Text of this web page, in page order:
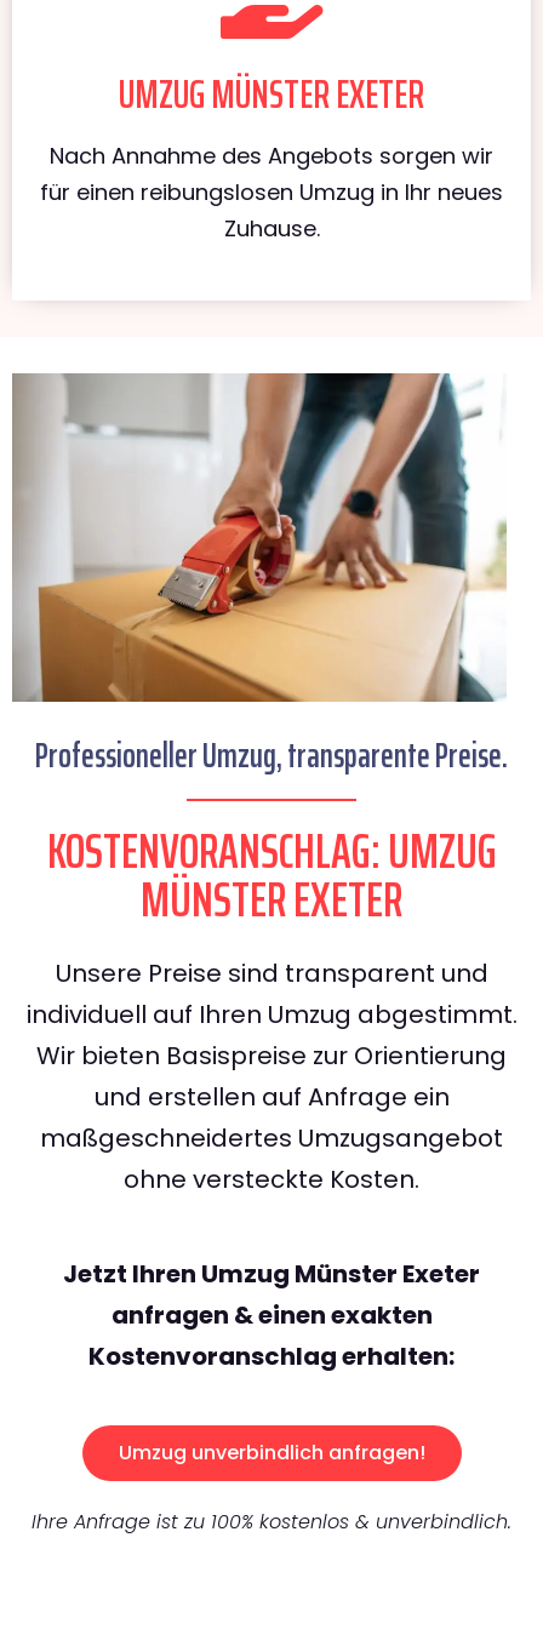
UMZUG MÜNSTER EXETER
Nach Annahme des Angebots sorgen wir
für einen reibungslosen Umzug in Ihr neues
Zuhause.
Professioneller Umzug, transparente Preise.
KOSTENVORANSCHLAG: UMZUG
MÜNSTER EXETER
Unsere Preise sind transparent und
individuell auf Ihren Umzug abgestimmt.
Wir bieten Basispreise zur Orientierung
und erstellen auf Anfrage ein
maßgeschneidertes Umzugsangebot
ohne versteckte Kosten.
Jetzt Ihren Umzug Münster Exeter
anfragen & einen exakten
Kostenvoranschlag erhalten:
Umzug unverbindlich anfragen!
Ihre Anfrage ist zu 100% kostenlos & unverbindlich.